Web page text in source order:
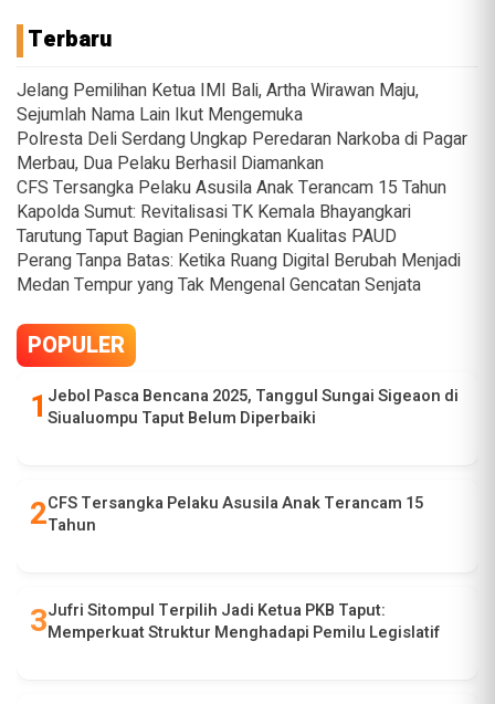
Terbaru
Jelang Pemilihan Ketua IMI Bali, Artha Wirawan Maju,
Sejumlah Nama Lain Ikut Mengemuka
Polresta Deli Serdang Ungkap Peredaran Narkoba di Pagar
Merbau, Dua Pelaku Berhasil Diamankan
CFS Tersangka Pelaku Asusila Anak Terancam 15 Tahun
Kapolda Sumut: Revitalisasi TK Kemala Bhayangkari
Tarutung Taput Bagian Peningkatan Kualitas PAUD
Perang Tanpa Batas: Ketika Ruang Digital Berubah Menjadi
Medan Tempur yang Tak Mengenal Gencatan Senjata
POPULER
Jebol Pasca Bencana 2025, Tanggul Sungai Sigeaon di
Siualuompu Taput Belum Diperbaiki
CFS Tersangka Pelaku Asusila Anak Terancam 15
Tahun
Jufri Sitompul Terpilih Jadi Ketua PKB Taput:
Memperkuat Struktur Menghadapi Pemilu Legislatif